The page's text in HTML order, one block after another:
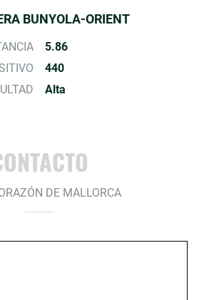
BUNYOLA-ORIENT
5.86
440
Alta
DE MALLORCA